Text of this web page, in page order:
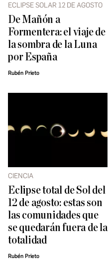
ECLIPSE SOLAR 12 DE AGOSTO
De Mañón a
Formentera: el viaje de
la sombra de la Luna
por España
Rubén Prieto
CIENCIA
Eclipse total de Sol del
12 de agosto: estas son
las comunidades que
se quedarán fuera de la
totalidad
Rubén Prieto